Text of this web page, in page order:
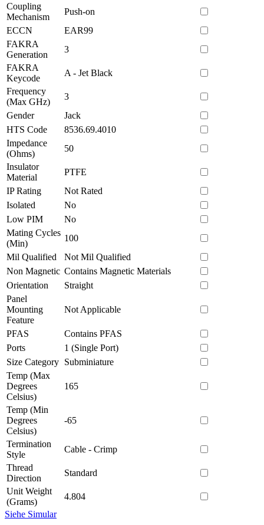
Coupling
Mechanism
Push-on
ECCN
EAR99
FAKRA
Generation
3
FAKRA
Keycode
A - Jet Black
Frequency
(Max GHz)
3
Gender
Jack
HTS Code
8536.69.4010
Impedance
(Ohms)
50
Insulator
Material
PTFE
IP Rating
Not Rated
Isolated
No
Low PIM
No
Mating Cycles
(Min)
100
Mil Qualified
Not Mil Qualified
Non Magnetic Contains Magnetic Materials
Orientation
Straight
Panel
Mounting
Feature
Not Applicable
PFAS
Contains PFAS
Ports
1 (Single Port)
Size Category Subminiature
Temp (Max
Degrees
Celsius)
165
Temp (Min
Degrees
Celsius)
-65
Termination
Style
Cable - Crimp
Thread
Direction
Standard
Unit Weight
(Grams)
4.804
Siehe Simular